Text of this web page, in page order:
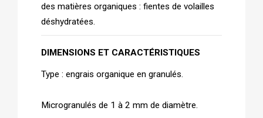
des matières organiques : fientes de volailles
déshydratées.
DIMENSIONS ET CARACTÉRISTIQUES
Type : engrais organique en granulés.
Microgranulés de 1 à 2 mm de diamètre.